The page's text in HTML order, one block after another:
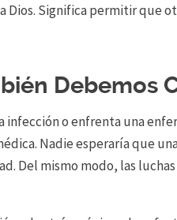
Dios. Significa permitir que
Debemos
infección o enfrenta una
Nadie esperaría que
Del mismo modo, las